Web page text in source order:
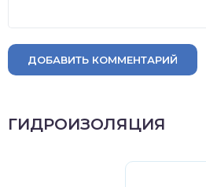
ДОБАВИТЬ КОММЕНТАРИЙ
ГИДРОИЗОЛЯЦИЯ